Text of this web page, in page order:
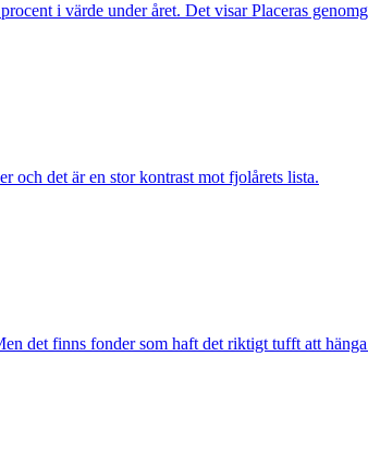
i värde under året. Det visar Placeras
och det är en stor kontrast mot fjolårets lista.
det finns fonder som haft det riktigt tufft att